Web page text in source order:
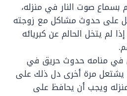
صوت النار في منزله،
على حدوث مشاكل مع زوجته
لم يتخل الحالم عن كبريائه
في منامه حدوث حريق في
يشتعل مرة أخرى دل ذلك على
ويجب أن يحافظ على